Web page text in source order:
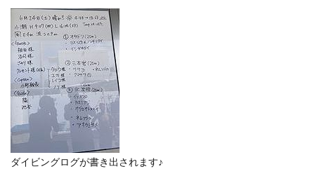
ダイビングログが書き出されます♪